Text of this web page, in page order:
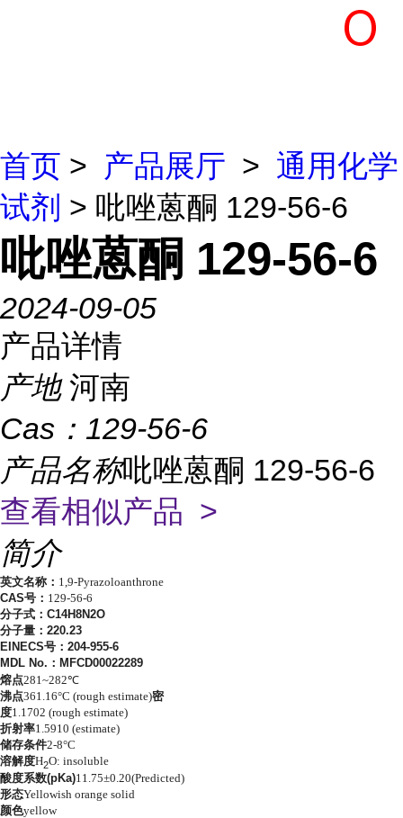
首页 > 产品展厅 > 通用化学
试剂 > 吡唑蒽酮 129-56-6
吡唑蒽酮 129-56-6
2024-09-05
产品详情
产地 河南
Cas： 129-56-6
产品名称吡唑蒽酮 129-56-6
查看相似产品 >
简介
英文名称： 1,9-Pyrazoloanthrone
CAS号： 129-56-6
分子式： C14H8N2O
分子量： 220.23
EINECS号： 204-955-6
MDL No.： MFCD00022289
熔点281~282℃
沸点361.16°C (rough estimate)密
度1.1702 (rough estimate)
折射率1.5910 (estimate)
储存条件2-8°C
溶解度H2O: insoluble
酸度系数(pKa)11.75±0.20(Predicted)
形态Yellowish orange solid
颜色yellow